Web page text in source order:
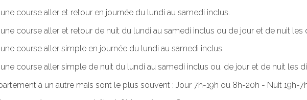
course aller et retour en journée du lundi au samedi inclus.
course aller et retour de nuit du lundi au samedi inclus ou de jour et de nuit les
course aller simple en journée du lundi au samedi inclus.
course aller simple de nuit du lundi au samedi inclus ou. de jour et de nuit les
à un autre mais sont le plus souvent : Jour 7h-19h ou 8h-20h - Nuit 19h-